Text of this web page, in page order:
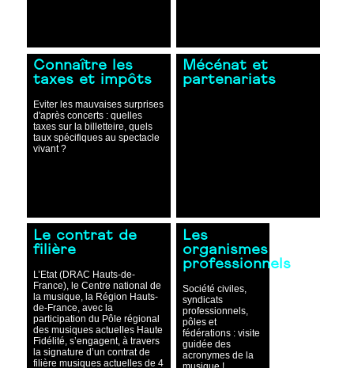
Connaître les
taxes et impôts
Eviter les mauvaises surprises
d'après concerts : quelles
taxes sur la billetteire, quels
taux spécifiques au spectacle
vivant ?
Mécénat et
partenariats
Le contrat de
filière
L’Etat (DRAC Hauts-de-
France), le Centre national de
la musique, la Région Hauts-
de-France, avec la
participation du Pôle régional
des musiques actuelles Haute
Fidélité, s’engagent, à travers
la signature d’un contrat de
filière musiques actuelles de 4
Les
organismes
professionnels
Société civiles,
syndicats
professionnels,
pôles et
fédérations : visite
guidée des
acronymes de la